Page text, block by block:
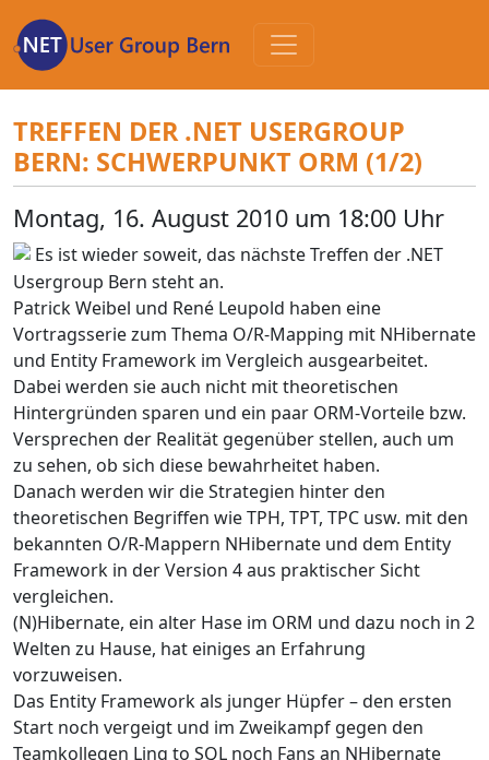
Inhalt
TREFFEN DER .NET USERGROUP
BERN: SCHWERPUNKT ORM (1/2)
Montag, 16. August 2010 um 18:00 Uhr
Es ist wieder soweit, das nächste Treffen der .NET
Usergroup Bern steht an.
Patrick Weibel und René Leupold haben eine
Vortragsserie zum Thema O/R-Mapping mit NHibernate
und Entity Framework im Vergleich ausgearbeitet.
Dabei werden sie auch nicht mit theoretischen
Hintergründen sparen und ein paar ORM-Vorteile bzw.
Versprechen der Realität gegenüber stellen, auch um
zu sehen, ob sich diese bewahrheitet haben.
Danach werden wir die Strategien hinter den
theoretischen Begriffen wie TPH, TPT, TPC usw. mit den
bekannten O/R-Mappern NHibernate und dem Entity
Framework in der Version 4 aus praktischer Sicht
vergleichen.
(N)Hibernate, ein alter Hase im ORM und dazu noch in 2
Welten zu Hause, hat einiges an Erfahrung
vorzuweisen.
Das Entity Framework als junger Hüpfer – den ersten
Start noch vergeigt und im Zweikampf gegen den
Teamkollegen Linq to SQL noch Fans an NHibernate